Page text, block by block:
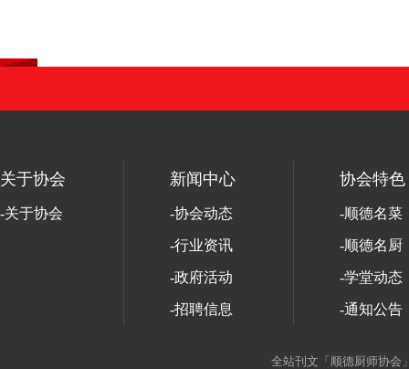
关于协会
-关于协会
新闻中心
-协会动态
-行业资讯
-政府活动
-招聘信息
协会特色
-顺德名菜
-顺德名厨
-学堂动态
-通知公告
全站刊文「顺德厨师协会